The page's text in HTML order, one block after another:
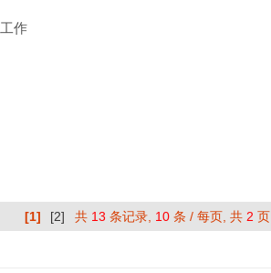
作
[1] [2] 共 13 条记录, 10 条 / 每页, 共 2 页